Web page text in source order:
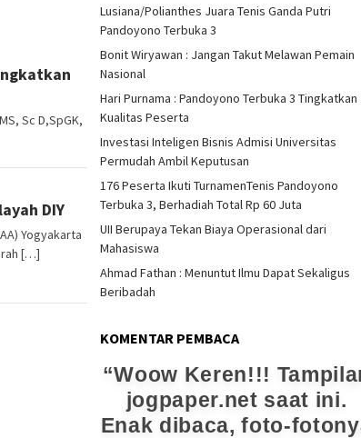
Sc D,SpGK,
DIY
Yogyakarta
[…]
Lusiana/Polianthes Juara Tenis Ganda Putri
Pandoyono Terbuka 3
Bonit Wiryawan : Jangan Takut Melawan Pemain
Nasional
Hari Purnama : Pandoyono Terbuka 3 Tingkatkan
Kualitas Peserta
Investasi Inteligen Bisnis Admisi Universitas
Permudah Ambil Keputusan
176 Peserta Ikuti TurnamenTenis Pandoyono
Terbuka 3, Berhadiah Total Rp 60 Juta
UII Berupaya Tekan Biaya Operasional dari
Mahasiswa
Ahmad Fathan : Menuntut Ilmu Dapat Sekaligus
Beribadah
KOMENTAR PEMBACA
Woow Keren!!!
jogpaper.net saat ini.
Enak dibaca, foto-